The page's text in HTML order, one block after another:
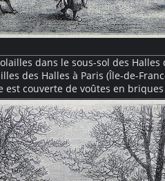
dans le sous-sol des Halles
des Halles à Paris (Île-de-
est couverte de voûtes en
de cette architecture
appelés "forts des
plan, éclairées par des becs
et préparent les volailles.